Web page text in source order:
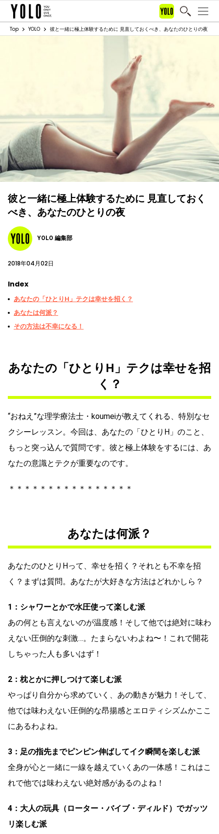
Top YOLO 彼と一緒に極上体験するために 見直しておくべき、あなたのひとりの夜
彼と一緒に極上体験するために 見直しておく
べき、あなたのひとりの夜
YOLO 編集部
2018年04月02日
Index
あなたの「ひとりH」テクは幸せを招く？
あなたは何派？
その方法は不幸になる！
あなたの「ひとりH」テクは幸せを招
く？
“おねえ”な理学療法士・koumeiが教えてくれる、特別なセ
クシーレッスン。今回は、あなたの「ひとりH」のこと、
もっと突っ込んで質問です。彼と極上体験をするには、あ
なたの意識とテクが重要なのです。
＊＊＊＊＊＊＊＊＊＊＊＊＊＊＊＊
あなたは何派？
あなたのひとりHって、幸せを招く？それとも不幸を招
く？まずは質問。あなたが大好きな方法はどれかしら？
1：シャワーとかで水圧使って楽しむ派
あの何とも言えないのが温度感！そして他では絶対に味わ
えない圧倒的な刺激…。たまらないわよね〜！これで開花
しちゃった人も多いはず！
2：枕とかに押しつけて楽しむ派
やっぱり自分から求めていく、あの動きが魅力！そして、
他では味わえない圧倒的な昂揚感とエロティシズムかここ
にあるわよね。
3：足の指先までピンピン伸ばしてイク瞬間を楽しむ派
全身が心と一緒に一線を越えていくあの一体感！これはこ
れで他では味わえない絶対感があるのよね！
4：大人の玩具（ローター・バイブ・ディルド）でガッツ
リ楽しむ派